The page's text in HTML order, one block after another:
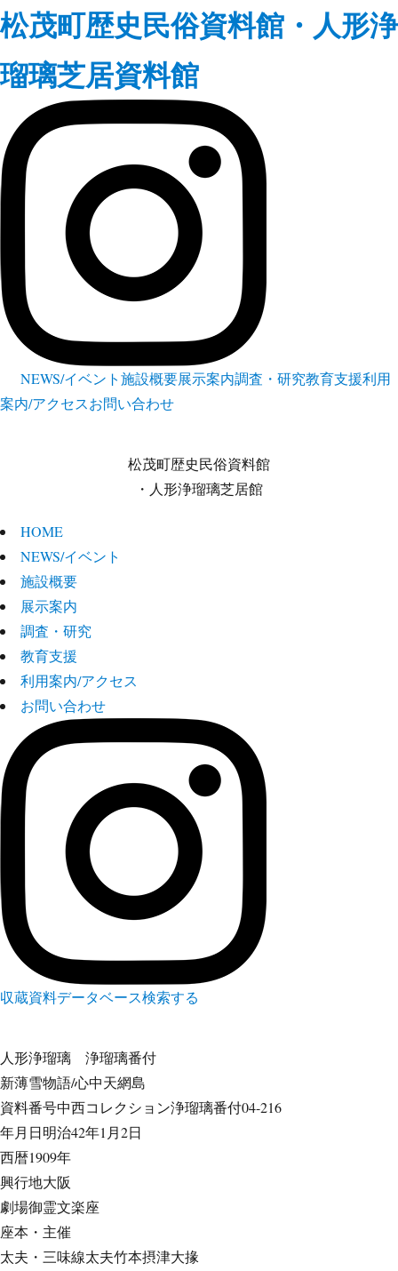
松茂町歴史民俗資料館・人形浄
瑠璃芝居資料館
NEWS/イベント施設概要展示案内調査・研究教育支援利用
案内/アクセスお問い合わせ
松茂町歴史民俗資料館
・人形浄瑠璃芝居館
HOME
NEWS/イベント
施設概要
展示案内
調査・研究
教育支援
利用案内/アクセス
お問い合わせ
収蔵資料データベース検索する
人形浄瑠璃 浄瑠璃番付
新薄雪物語/心中天網島
資料番号中西コレクション浄瑠璃番付04-216
年月日明治42年1月2日
西暦1909年
興行地大阪
劇場御霊文楽座
座本・主催
太夫・三味線太夫竹本摂津大掾